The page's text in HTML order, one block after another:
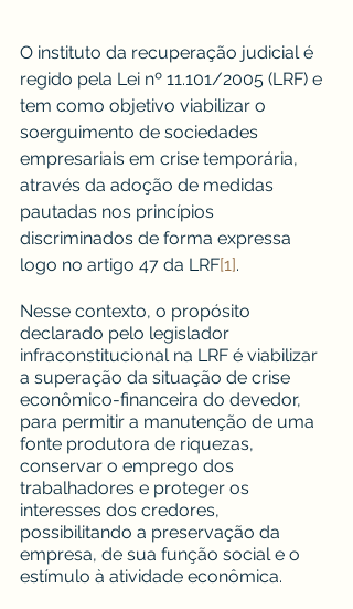
O instituto da recuperação judicial é
regido pela Lei nº 11.101/2005 (LRF) e
tem como objetivo viabilizar o
soerguimento de sociedades
empresariais em crise temporária,
através da adoção de medidas
pautadas nos princípios
discriminados de forma expressa
logo no artigo 47 da LRF[1].
Nesse contexto, o propósito
declarado pelo legislador
infraconstitucional na LRF é viabilizar
a superação da situação de crise
econômico-financeira do devedor,
para permitir a manutenção de uma
fonte produtora de riquezas,
conservar o emprego dos
trabalhadores e proteger os
interesses dos credores,
possibilitando a preservação da
empresa, de sua função social e o
estímulo à atividade econômica.